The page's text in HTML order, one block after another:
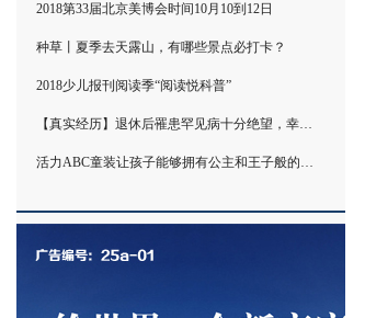
2018第33届北京美博会时间10月10到12日
种草丨夏季去天露山，有哪些景点必打卡？
2018少儿报刊阅读季“阅读悦科普”
【真实经历】退休后罹患罕见病十分绝望，幸好遇
活力ABC童装让孩子能够拥有公主和王子般的童年！